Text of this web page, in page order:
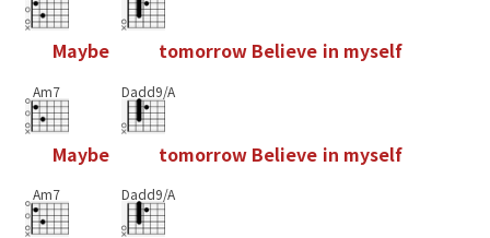
Maybe tomorrow Believe in myself
Am7
Maybe
Dadd9/A
tomorrow Believe in myself
Am7 Dadd9/A